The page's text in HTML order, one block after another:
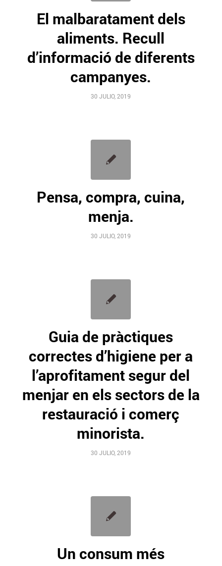
El malbaratament dels
aliments. Recull
d’informació de diferents
campanyes.
30 JULIO, 2019
Pensa, compra, cuina,
menja.
30 JULIO, 2019
Guia de pràctiques
correctes d’higiene per a
l’aprofitament segur del
menjar en els sectors de la
restauració i comerç
minorista.
30 JULIO, 2019
Un consum més